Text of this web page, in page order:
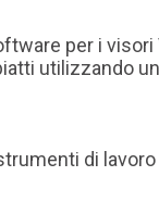
per i visori
utilizzando
di lavoro